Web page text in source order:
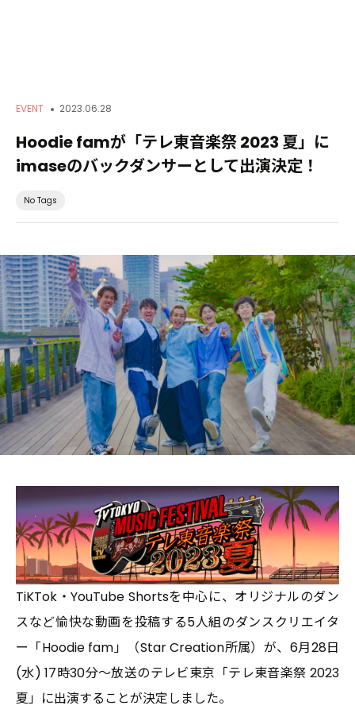
Service
Creators
Works
About
News
Contact
Pickup Topics
EVENT 2023.06.28
Hoodie famが「テレ東音楽祭 2023 夏」に
imaseのバックダンサーとして出演決定！
No Tags
TiKTok・YouTube Shortsを中心に、オリジナルのダン
スなど愉快な動画を投稿する5人組のダンスクリエイタ
ー「Hoodie fam」（Star Creation所属）が、6月28日
(水) 17時30分～放送のテレビ東京「テレ東音楽祭 2023
夏」に出演することが決定しました。